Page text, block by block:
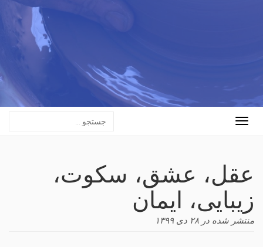
Toggle
عقل، عشق، سکوت،
زیبایی، ایمان
منتشر شده در ۲۸ دی ۱۳۹۹